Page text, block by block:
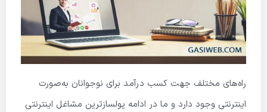
راه‌های مختلف جهت کسب درآمد برای نوجوانان به‌صورت
اینترنتی وجود دارد و ما در ادامه پولسازترین مشاغل اینترنتی